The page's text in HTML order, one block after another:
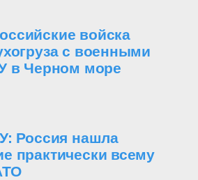
войска
с военными
в Черном море
Россия нашла
практически всему